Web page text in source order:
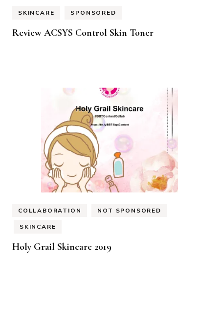
SKINCARE SPONSORED
Review ACSYS Control Skin Toner
COLLABORATION NOT SPONSORED
SKINCARE
Holy Grail Skincare 2019